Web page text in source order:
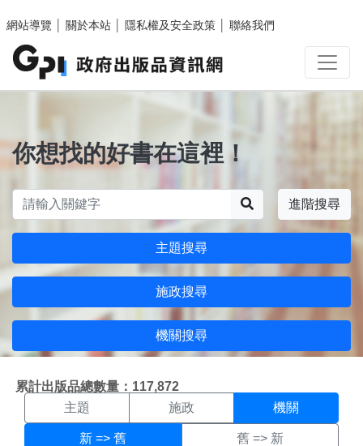
網站導覽
關於本站 隱私權及安全政策 聯絡我們
你想找的好書在這裡！
進階搜尋
主題搜尋
施政搜尋
機關搜尋
累計出版品總數量：117,872
機關搜尋結果頁面
主題 施政 機關
新 => 舊 舊 => 新